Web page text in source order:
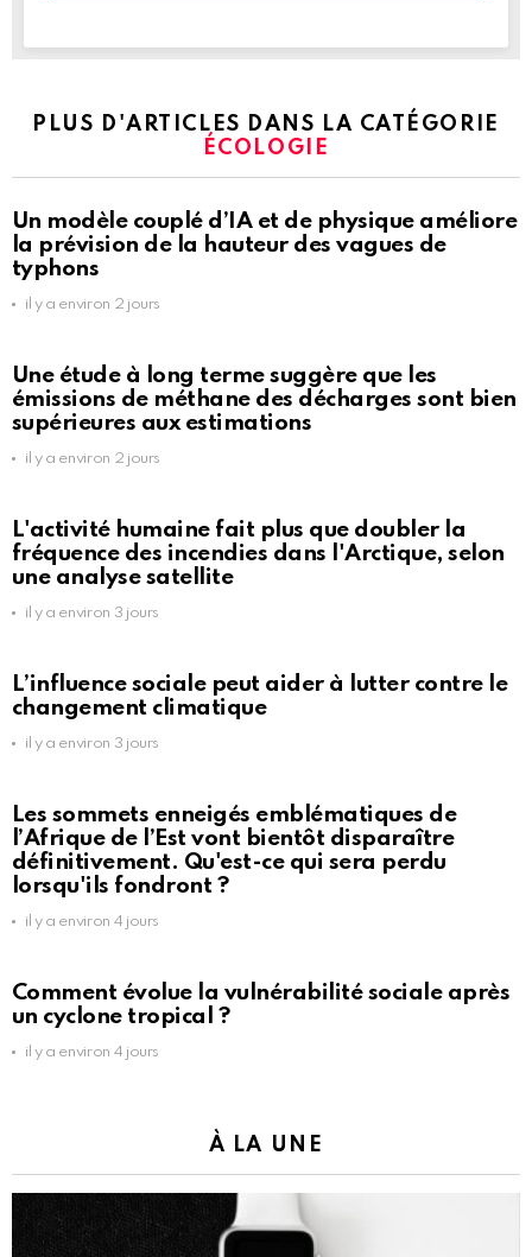
PLUS D'ARTICLES DANS LA CATÉGORIE
ÉCOLOGIE
Un modèle couplé d’IA et de physique améliore
la prévision de la hauteur des vagues de
typhons
il y a environ 2 jours
Une étude à long terme suggère que les
émissions de méthane des décharges sont bien
supérieures aux estimations
il y a environ 2 jours
L'activité humaine fait plus que doubler la
fréquence des incendies dans l'Arctique, selon
une analyse satellite
il y a environ 3 jours
L’influence sociale peut aider à lutter contre le
changement climatique
il y a environ 3 jours
Les sommets enneigés emblématiques de
l’Afrique de l’Est vont bientôt disparaître
définitivement. Qu'est-ce qui sera perdu
lorsqu'ils fondront ?
il y a environ 4 jours
Comment évolue la vulnérabilité sociale après
un cyclone tropical ?
il y a environ 4 jours
À LA UNE